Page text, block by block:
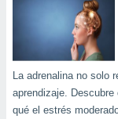
o a través
de
de
uso de
La adrenalina no solo
aprendizaje.
qué el estrés